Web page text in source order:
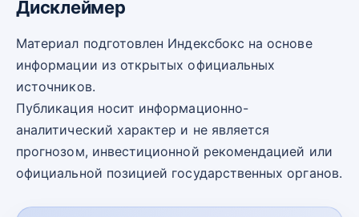
Дисклеймер
Материал подготовлен Индексбокс на основе
информации из открытых официальных
источников.
Публикация носит информационно-
аналитический характер и не является
прогнозом, инвестиционной рекомендацией или
официальной позицией государственных органов.